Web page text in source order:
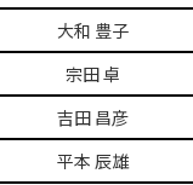
大和 豊子
宗田 卓
吉田 昌彦
平本 辰雄